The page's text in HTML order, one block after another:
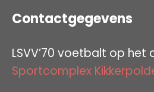
Contactgegevens
LSVV’70 voetbalt op het
Sportcomplex